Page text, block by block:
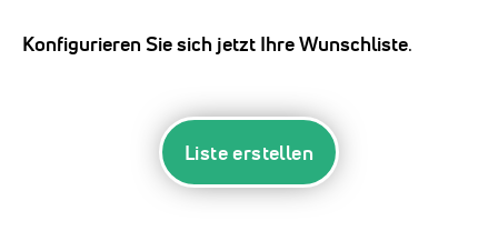
Konfigurieren Sie sich jetzt Ihre Wunschliste.
Liste erstellen